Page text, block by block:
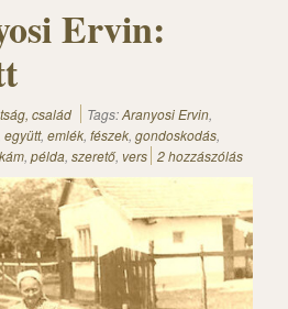
Ervin:
család Tags:Aranyosi Ervin,
együtt, emlék, fészek, gondoskodás,
, példa, szerető, vers 2 hozzászólás